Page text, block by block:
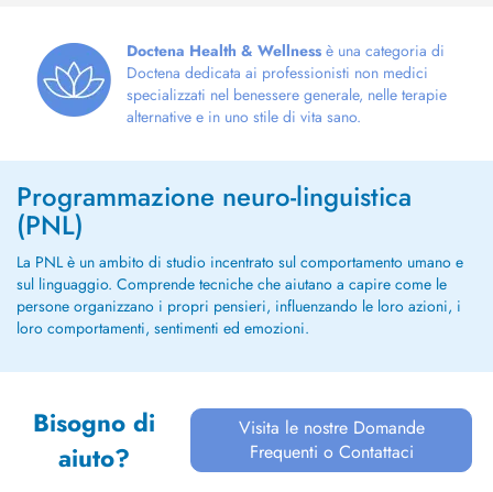
l'association de mes différentes compétence...
Doctena Health & Wellness è una categoria di
Doctena dedicata ai professionisti non medici
specializzati nel benessere generale, nelle terapie
alternative e in uno stile di vita sano.
Programmazione neuro-linguistica
(PNL)
La PNL è un ambito di studio incentrato sul comportamento umano e
sul linguaggio. Comprende tecniche che aiutano a capire come le
persone organizzano i propri pensieri, influenzando le loro azioni, i
loro comportamenti, sentimenti ed emozioni.
Bisogno di
aiuto?
Visita le nostre Domande
Frequenti o Contattaci